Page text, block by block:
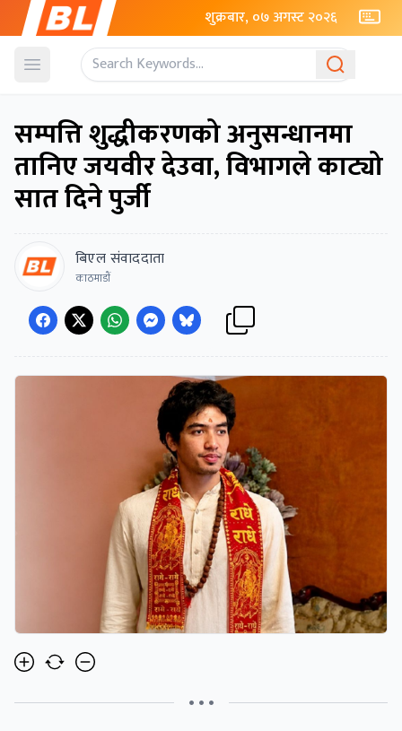
शुक्रबार, ०७ अगस्ट २०२६
Open menu
सम्पत्ति शुद्धीकरणको अनुसन्धानमा
तानिए जयवीर देउवा, विभागले काट्यो
सात दिने पुर्जी
बिएल संवाददाता
काठमाडाैं
• • •